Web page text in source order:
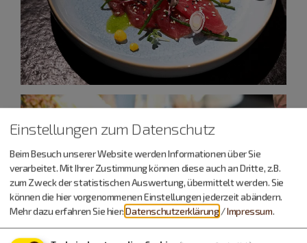
Einstellungen zum Datenschutz
Beim Besuch unserer Website werden Informationen über Sie
verarbeitet. Mit Ihrer Zustimmung können diese auch an Dritte, z.B.
zum Zweck der statistischen Auswertung, übermittelt werden. Sie
können die hier vorgenommenen Einstellungen jederzeit abändern.
Mehr dazu erfahren Sie hier:Datenschutzerklärung /Impressum.